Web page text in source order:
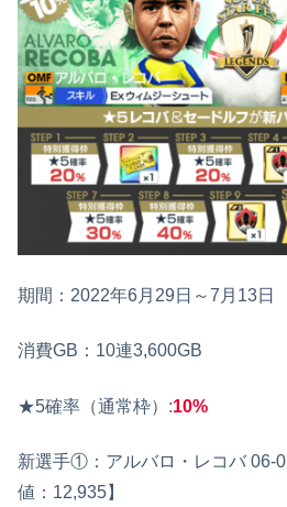
期間：2022年6月29日～7月13日
消費GB：10連3,600GB
★5確率（通常枠）:10%
新選手①：アルバロ・レコバ 06-
値：12,935】